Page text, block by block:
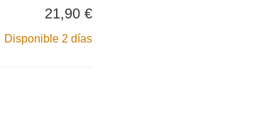
21,90 €
Disponible 2 días